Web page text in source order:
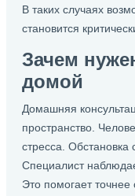
В таких случаях
становится
Зачем
домой
Домашняя
пространство.
стресса.
Специалист
Это помогает